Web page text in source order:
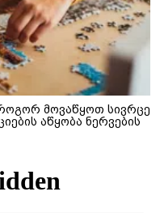
მოვაწყოთ სივრცე
აწყობა ნერვების